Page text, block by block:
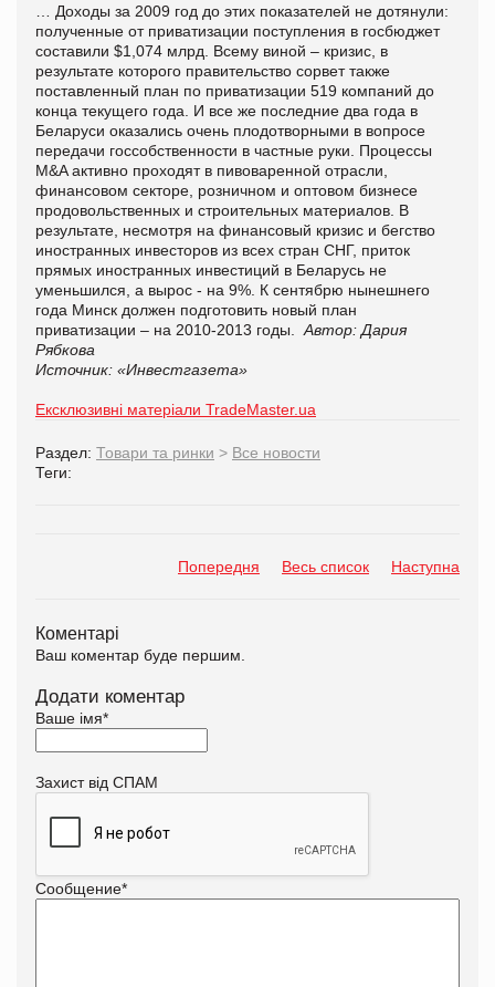
… Доходы за 2009 год до этих показателей не дотянули:
полученные от приватизации поступления в госбюджет
составили $1,074 млрд. Всему виной – кризис, в
результате которого правительство сорвет также
поставленный план по приватизации 519 компаний до
конца текущего года. И все же последние два года в
Беларуси оказались очень плодотворными в вопросе
передачи госсобственности в частные руки. Процессы
M&A активно проходят в пивоваренной отрасли,
финансовом секторе, розничном и оптовом бизнесе
продовольственных и строительных материалов. В
результате, несмотря на финансовый кризис и бегство
иностранных инвесторов из всех стран СНГ, приток
прямых иностранных инвестиций в Беларусь не
уменьшился, а вырос - на 9%. К сентябрю нынешнего
года Минск должен подготовить новый план
приватизации – на 2010-2013 годы. Автор: Дария
Рябкова
Источник: «Инвестгазета»
Ексклюзивні матеріали TradeMaster.ua
Раздел: Товари та ринки > Все новости
Теги:
Попередня Весь список Наступна
Коментарі
Ваш коментар буде першим.
Додати коментар
Ваше імя*
Захист від СПАМ
Сообщение*